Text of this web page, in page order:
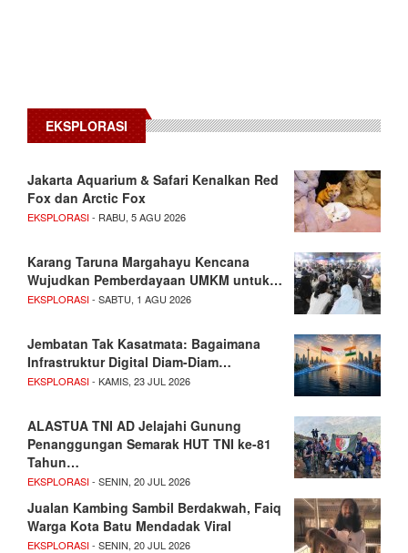
EKSPLORASI
Jakarta Aquarium & Safari Kenalkan Red
Fox dan Arctic Fox
EKSPLORASI- RABU, 5 AGU 2026
Karang Taruna Margahayu Kencana
Wujudkan Pemberdayaan UMKM untuk…
EKSPLORASI- SABTU, 1 AGU 2026
Jembatan Tak Kasatmata: Bagaimana
Infrastruktur Digital Diam-Diam…
EKSPLORASI- KAMIS, 23 JUL 2026
ALASTUA TNI AD Jelajahi Gunung
Penanggungan Semarak HUT TNI ke-81
Tahun…
EKSPLORASI- SENIN, 20 JUL 2026
Jualan Kambing Sambil Berdakwah, Faiq
Warga Kota Batu Mendadak Viral
EKSPLORASI- SENIN, 20 JUL 2026